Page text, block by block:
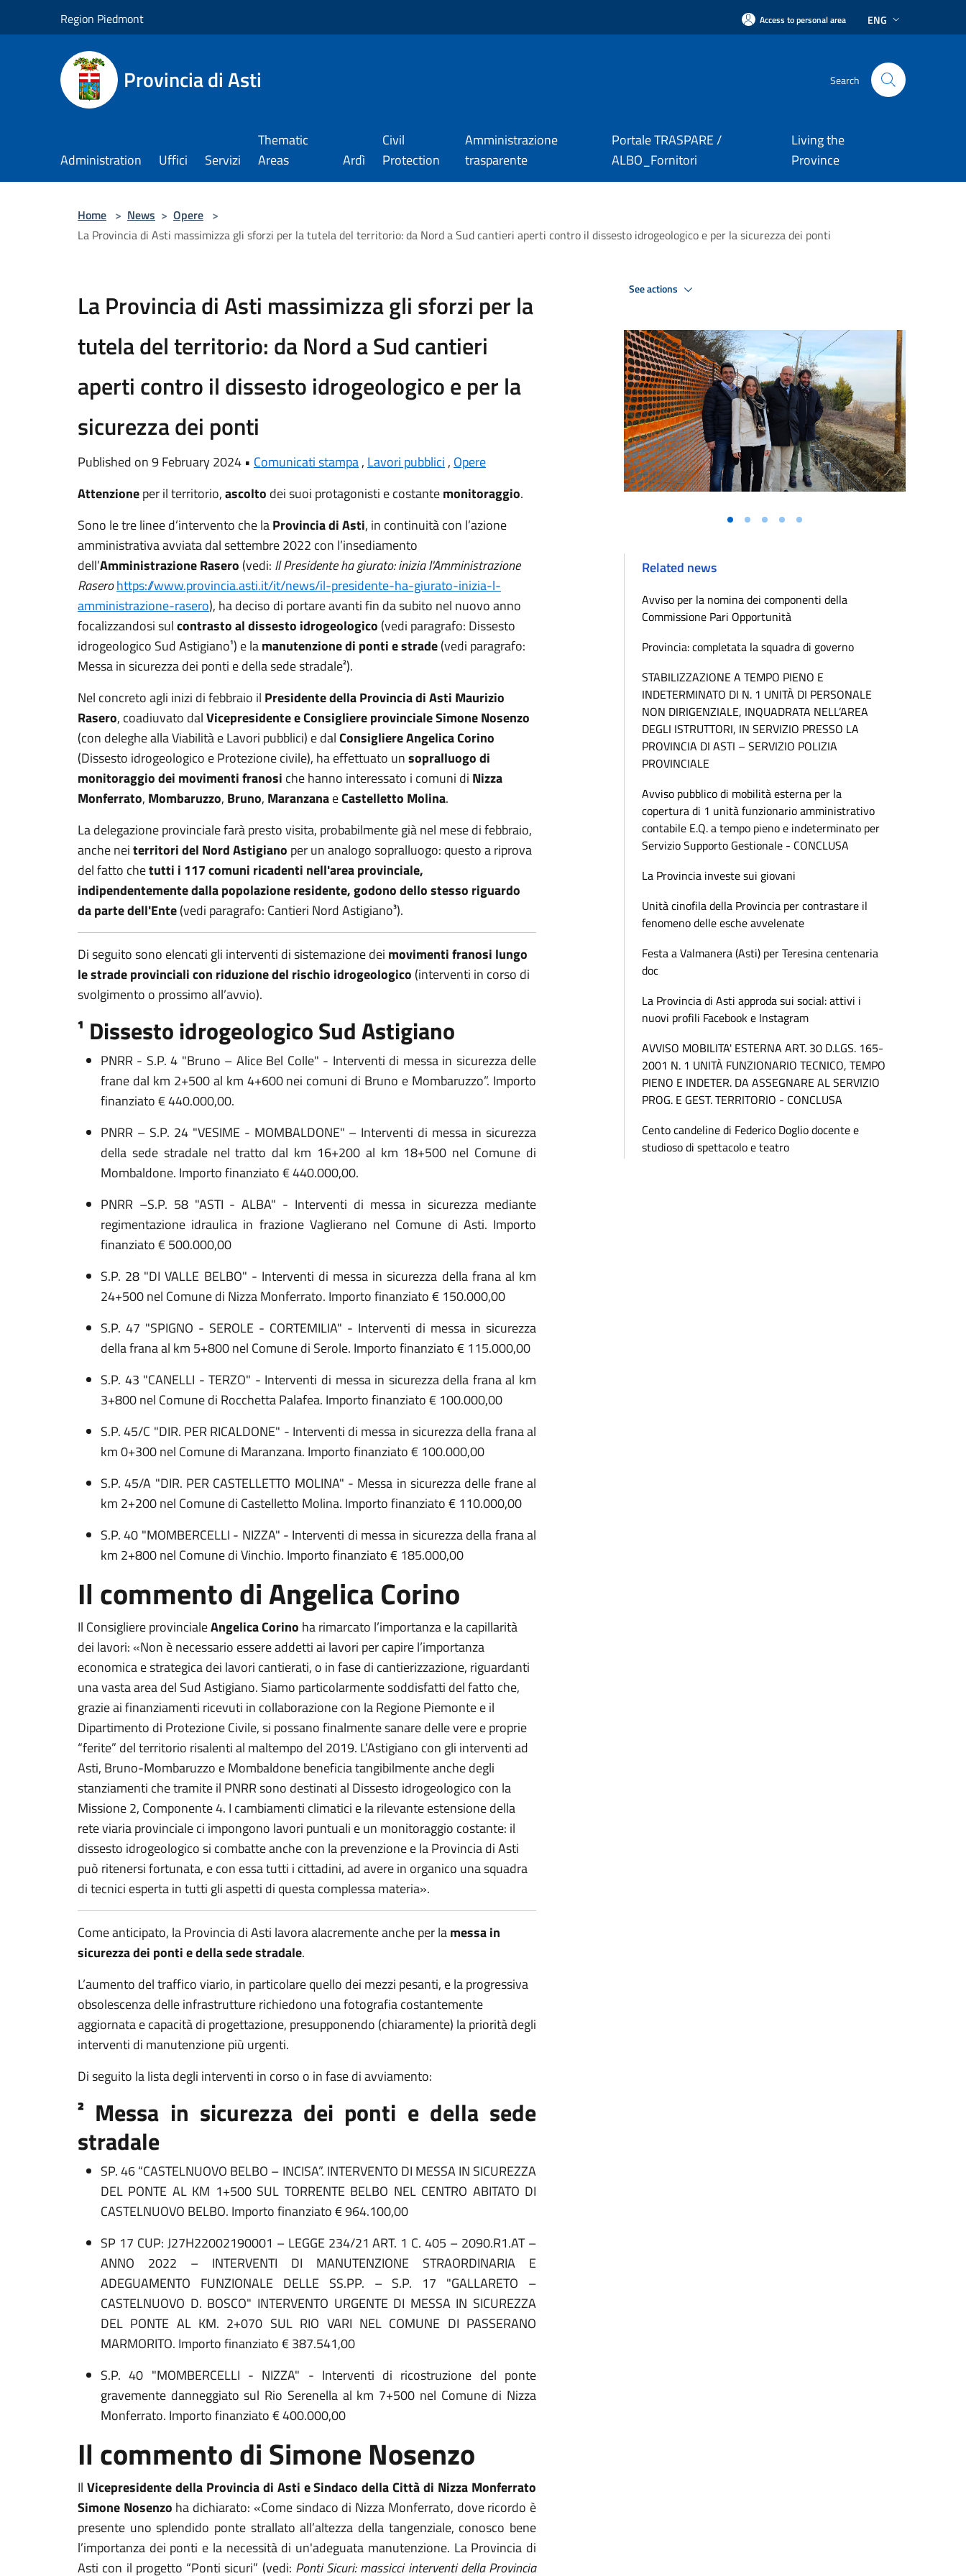
Region Piedmont Access to personal area ENG
Provincia di Asti Search
Administration Uffici Servizi
Thematic
Areas
Ardì
Civil
Protection
Amministrazione
trasparente
Portale TRASPARE /
ALBO_Fornitori
Living the
Province
Home > News > Opere >
La Provincia di Asti massimizza gli sforzi per la tutela del territorio: da Nord a Sud cantieri aperti contro il dissesto idrogeologico e per la sicurezza dei ponti
La Provincia di Asti massimizza gli sforzi per la
tutela del territorio: da Nord a Sud cantieri
aperti contro il dissesto idrogeologico e per la
sicurezza dei ponti
Published on 9 February 2024 • Comunicati stampa, Lavori pubblici , Opere
Attenzioneper il territorio,ascolto dei suoi protagonisti e costantemonitoraggio.
Sono le tre linee d’intervento che laProvincia di Asti, in continuità con l’azione
amministrativa avviata dal settembre 2022 con l’insediamento
dell’Amministrazione Rasero (vedi: Il Presidente ha giurato: inizia l'Amministrazione
Raserohttps://www.provincia.asti.it/it/news/il-presidente-ha-giurato-inizia-l-
amministrazione-rasero), ha deciso di portare avanti fin da subito nel nuovo anno
focalizzandosi sulcontrasto al dissesto idrogeologico (vedi paragrafo: Dissesto
idrogeologico Sud Astigiano¹) e lamanutenzione di ponti e strade(vedi paragrafo:
Messa in sicurezza dei ponti e della sede stradale²).
Nel concreto agli inizi di febbraio il Presidente della Provincia di Asti Maurizio
Rasero, coadiuvato dalVicepresidente e Consigliere provinciale Simone Nosenzo
(con deleghe alla Viabilità e Lavori pubblici) e dalConsigliere Angelica Corino
(Dissesto idrogeologico e Protezione civile), ha effettuato unsopralluogo di
monitoraggio dei movimenti franosi che hanno interessato i comuni di Nizza
Monferrato, Mombaruzzo, Bruno, MaranzanaeCastelletto Molina.
La delegazione provinciale farà presto visita, probabilmente già nel mese di febbraio,
anche neiterritori del Nord Astigiano per un analogo sopralluogo: questo a riprova
del fatto chetutti i 117 comuni ricadenti nell'area provinciale,
indipendentemente dalla popolazione residente, godono dello stesso riguardo
da parte dell'Ente(vedi paragrafo: Cantieri Nord Astigiano³).
Di seguito sono elencati gli interventi di sistemazione dei movimenti franosi lungo
le strade provinciali con riduzione del rischio idrogeologico (interventi in corso di
svolgimento o prossimo all’avvio).
¹ Dissesto idrogeologico Sud Astigiano
PNRR - S.P. 4 "Bruno – Alice Bel Colle" - Interventi di messa in sicurezza delle
frane dal km 2+500 al km 4+600 nei comuni di Bruno e Mombaruzzo”. Importo
finanziato € 440.000,00.
PNRR – S.P. 24 "VESIME - MOMBALDONE" – Interventi di messa in sicurezza
della sede stradale nel tratto dal km 16+200 al km 18+500 nel Comune di
Mombaldone. Importo finanziato € 440.000,00.
PNRR –S.P. 58 "ASTI - ALBA" - Interventi di messa in sicurezza mediante
regimentazione idraulica in frazione Vaglierano nel Comune di Asti. Importo
finanziato € 500.000,00
S.P. 28 "DI VALLE BELBO" - Interventi di messa in sicurezza della frana al km
24+500 nel Comune di Nizza Monferrato. Importo finanziato € 150.000,00
S.P. 47 "SPIGNO - SEROLE - CORTEMILIA" - Interventi di messa in sicurezza
della frana al km 5+800 nel Comune di Serole. Importo finanziato € 115.000,00
S.P. 43 "CANELLI - TERZO" - Interventi di messa in sicurezza della frana al km
3+800 nel Comune di Rocchetta Palafea. Importo finanziato € 100.000,00
S.P. 45/C "DIR. PER RICALDONE" - Interventi di messa in sicurezza della frana al
km 0+300 nel Comune di Maranzana. Importo finanziato € 100.000,00
S.P. 45/A "DIR. PER CASTELLETTO MOLINA" - Messa in sicurezza delle frane al
km 2+200 nel Comune di Castelletto Molina. Importo finanziato € 110.000,00
S.P. 40 "MOMBERCELLI - NIZZA" - Interventi di messa in sicurezza della frana al
km 2+800 nel Comune di Vinchio. Importo finanziato € 185.000,00
Il commento di Angelica Corino
Il Consigliere provincialeAngelica Corino ha rimarcato l’importanza e la capillarità
dei lavori: «Non è necessario essere addetti ai lavori per capire l’importanza
economica e strategica dei lavori cantierati, o in fase di cantierizzazione, riguardanti
una vasta area del Sud Astigiano. Siamo particolarmente soddisfatti del fatto che,
grazie ai finanziamenti ricevuti in collaborazione con la Regione Piemonte e il
Dipartimento di Protezione Civile, si possano finalmente sanare delle vere e proprie
“ferite” del territorio risalenti al maltempo del 2019. L’Astigiano con gli interventi ad
Asti, Bruno-Mombaruzzo e Mombaldone beneficia tangibilmente anche degli
stanziamenti che tramite il PNRR sono destinati al Dissesto idrogeologico con la
Missione 2, Componente 4. I cambiamenti climatici e la rilevante estensione della
rete viaria provinciale ci impongono lavori puntuali e un monitoraggio costante: il
dissesto idrogeologico si combatte anche con la prevenzione e la Provincia di Asti
può ritenersi fortunata, e con essa tutti i cittadini, ad avere in organico una squadra
di tecnici esperta in tutti gli aspetti di questa complessa materia».
Come anticipato, la Provincia di Asti lavora alacremente anche per lamessa in
sicurezza dei ponti e della sede stradale.
L’aumento del traffico viario, in particolare quello dei mezzi pesanti, e la progressiva
obsolescenza delle infrastrutture richiedono una fotografia costantemente
aggiornata e capacità di progettazione, presupponendo (chiaramente) la priorità degli
interventi di manutenzione più urgenti.
Di seguito la lista degli interventi in corso o in fase di avviamento:
² Messa in sicurezza dei ponti e della sede
stradale
SP. 46 “CASTELNUOVO BELBO – INCISA”. INTERVENTO DI MESSA IN SICUREZZA
DEL PONTE AL KM 1+500 SUL TORRENTE BELBO NEL CENTRO ABITATO DI
CASTELNUOVO BELBO. Importo finanziato € 964.100,00
SP 17 CUP: J27H22002190001 – LEGGE 234/21 ART. 1 C. 405 – 2090.R1.AT –
ANNO 2022 – INTERVENTI DI MANUTENZIONE STRAORDINARIA E
ADEGUAMENTO FUNZIONALE DELLE SS.PP. – S.P. 17 "GALLARETO –
CASTELNUOVO D. BOSCO" INTERVENTO URGENTE DI MESSA IN SICUREZZA
DEL PONTE AL KM. 2+070 SUL RIO VARI NEL COMUNE DI PASSERANO
MARMORITO. Importo finanziato € 387.541,00
S.P. 40 "MOMBERCELLI - NIZZA" - Interventi di ricostruzione del ponte
gravemente danneggiato sul Rio Serenella al km 7+500 nel Comune di Nizza
Monferrato. Importo finanziato € 400.000,00
Il commento di Simone Nosenzo
Il Vicepresidente della Provincia di Asti e Sindaco della Città di Nizza Monferrato
Simone Nosenzo ha dichiarato: «Come sindaco di Nizza Monferrato, dove ricordo è
presente uno splendido ponte strallato all’altezza della tangenziale, conosco bene
l’importanza dei ponti e la necessità di un'adeguata manutenzione. La Provincia di
Asti con il progetto “Ponti sicuri” (vedi: Ponti Sicuri: massicci interventi della Provincia
See actions
Related news
Avviso per la nomina dei componenti della
Commissione Pari Opportunità
Provincia: completata la squadra di governo
STABILIZZAZIONE A TEMPO PIENO E
INDETERMINATO DI N. 1 UNITÀ DI PERSONALE
NON DIRIGENZIALE, INQUADRATA NELL’AREA
DEGLI ISTRUTTORI, IN SERVIZIO PRESSO LA
PROVINCIA DI ASTI – SERVIZIO POLIZIA
PROVINCIALE
Avviso pubblico di mobilità esterna per la
copertura di 1 unità funzionario amministrativo
contabile E.Q. a tempo pieno e indeterminato per
Servizio Supporto Gestionale - CONCLUSA
La Provincia investe sui giovani
Unità cinofila della Provincia per contrastare il
fenomeno delle esche avvelenate
Festa a Valmanera (Asti) per Teresina centenaria
doc
La Provincia di Asti approda sui social: attivi i
nuovi profili Facebook e Instagram
AVVISO MOBILITA' ESTERNA ART. 30 D.LGS. 165-
2001 N. 1 UNITÀ FUNZIONARIO TECNICO, TEMPO
PIENO E INDETER. DA ASSEGNARE AL SERVIZIO
PROG. E GEST. TERRITORIO - CONCLUSA
Cento candeline di Federico Doglio docente e
studioso di spettacolo e teatro